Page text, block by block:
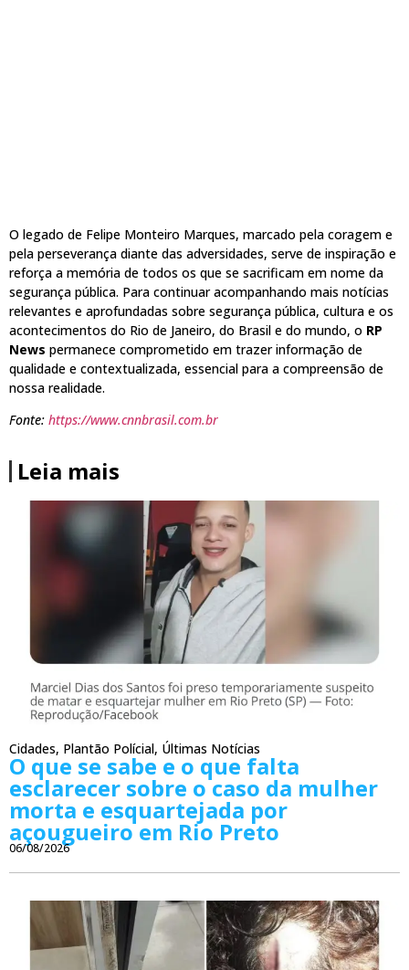
O legado de Felipe Monteiro Marques, marcado pela coragem e
pela perseverança diante das adversidades, serve de inspiração e
reforça a memória de todos os que se sacrificam em nome da
segurança pública. Para continuar acompanhando mais notícias
relevantes e aprofundadas sobre segurança pública, cultura e os
acontecimentos do Rio de Janeiro, do Brasil e do mundo, o RP
News permanece comprometido em trazer informação de
qualidade e contextualizada, essencial para a compreensão de
nossa realidade.
Fonte: https://www.cnnbrasil.com.br
Leia mais
Cidades, Plantão Polícial, Últimas Notícias
O que se sabe e o que falta
esclarecer sobre o caso da mulher
morta e esquartejada por
açougueiro em Rio Preto
06/08/2026